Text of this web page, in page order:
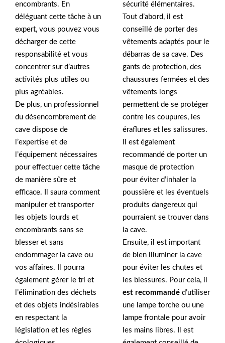
encombrants. En
déléguant cette tâche à un
expert, vous pouvez vous
décharger de cette
responsabilité et vous
concentrer sur d’autres
activités plus utiles ou
plus agréables.
De plus, un professionnel
du désencombrement de
cave dispose de
l’expertise et de
l’équipement nécessaires
pour effectuer cette tâche
de manière sûre et
efficace. Il saura comment
manipuler et transporter
les objets lourds et
encombrants sans se
blesser et sans
endommager la cave ou
vos affaires. Il pourra
également gérer le tri et
l’élimination des déchets
et des objets indésirables
en respectant la
législation et les règles
sécurité élémentaires.
Tout d’abord, il est
conseillé de porter des
vêtements adaptés pour le
débarras de sa cave. Des
gants de protection, des
chaussures fermées et des
vêtements longs
permettent de se protéger
contre les coupures, les
éraflures et les salissures.
Il est également
recommandé de porter un
masque de protection
pour éviter d’inhaler la
poussière et les éventuels
produits dangereux qui
pourraient se trouver dans
la cave.
Ensuite, il est important
de bien illuminer la cave
pour éviter les chutes et
les blessures. Pour cela, il
est recommandé d’utiliser
une lampe torche ou une
lampe frontale pour avoir
les mains libres. Il est